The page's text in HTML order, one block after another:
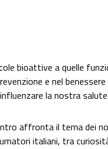
bioattive a quelle
e nel benessere
la nostra salute.
affronta il tema dei
italiani, tra